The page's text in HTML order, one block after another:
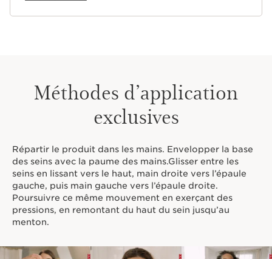
Méthodes d’application
exclusives
Répartir le produit dans les mains. Envelopper la base
des seins avec la paume des mains.Glisser entre les
seins en lissant vers le haut, main droite vers l’épaule
gauche, puis main gauche vers l’épaule droite.
Poursuivre ce même mouvement en exerçant des
pressions, en remontant du haut du sein jusqu’au
menton.